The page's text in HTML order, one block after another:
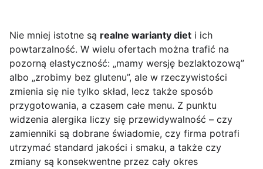
Nie mniej istotne są realne warianty diet i ich
powtarzalność. W wielu ofertach można trafić na
pozorną elastyczność: „mamy wersję bezlaktozową”
albo „zrobimy bez glutenu”, ale w rzeczywistości
zmienia się nie tylko skład, lecz także sposób
przygotowania, a czasem całe menu. Z punktu
widzenia alergika liczy się przewidywalność – czy
zamienniki są dobrane świadomie, czy firma potrafi
utrzymać standard jakości i smaku, a także czy
zmiany są konsekwentne przez cały okres